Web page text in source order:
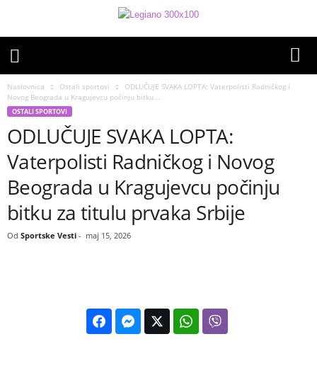
Naslovnica Ostali sportovi
ODLUČUJE SVAKA LOPTA: Vaterpolisti Radničkog i
Novog Beograda u Kragujevcu počinju bitku...
OSTALI SPORTOVI
ODLUČUJE SVAKA LOPTA:
Vaterpolisti Radničkog i Novog
Beograda u Kragujevcu počinju
bitku za titulu prvaka Srbije
Od Sportske Vesti - maj 15, 2026